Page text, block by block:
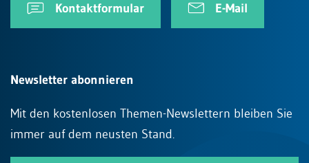
Kontaktformular E-Mail
Newsletter abonnieren
Mit den kostenlosen Themen-Newslettern bleiben Sie
immer auf dem neusten Stand.